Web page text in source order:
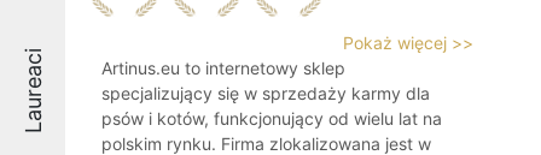
Laureaci
Pokaż więcej >>
Artinus.eu to internetowy sklep
specjalizujący się w sprzedaży karmy dla
psów i kotów, funkcjonujący od wielu lat na
polskim rynku. Firma zlokalizowana jest w